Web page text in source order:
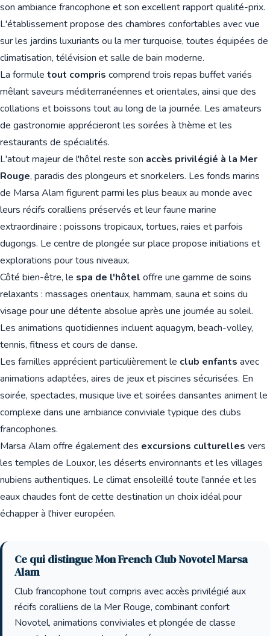
son ambiance francophone et son excellent rapport qualité-prix.
L'établissement propose des chambres confortables avec vue
sur les jardins luxuriants ou la mer turquoise, toutes équipées de
climatisation, télévision et salle de bain moderne.
La formule tout compris comprend trois repas buffet variés
mêlant saveurs méditerranéennes et orientales, ainsi que des
collations et boissons tout au long de la journée. Les amateurs
de gastronomie apprécieront les soirées à thème et les
restaurants de spécialités.
L'atout majeur de l'hôtel reste son accès privilégié à la Mer
Rouge, paradis des plongeurs et snorkelers. Les fonds marins
de Marsa Alam figurent parmi les plus beaux au monde avec
leurs récifs coralliens préservés et leur faune marine
extraordinaire : poissons tropicaux, tortues, raies et parfois
dugongs. Le centre de plongée sur place propose initiations et
explorations pour tous niveaux.
Côté bien-être, le spa de l'hôtel offre une gamme de soins
relaxants : massages orientaux, hammam, sauna et soins du
visage pour une détente absolue après une journée au soleil.
Les animations quotidiennes incluent aquagym, beach-volley,
tennis, fitness et cours de danse.
Les familles apprécient particulièrement le club enfants avec
animations adaptées, aires de jeux et piscines sécurisées. En
soirée, spectacles, musique live et soirées dansantes animent le
complexe dans une ambiance conviviale typique des clubs
francophones.
Marsa Alam offre également des excursions culturelles vers
les temples de Louxor, les déserts environnants et les villages
nubiens authentiques. Le climat ensoleillé toute l'année et les
eaux chaudes font de cette destination un choix idéal pour
échapper à l'hiver européen.
Ce qui distingue Mon French Club Novotel Marsa
Alam
Club francophone tout compris avec accès privilégié aux
récifs coralliens de la Mer Rouge, combinant confort
Novotel, animations conviviales et plongée de classe